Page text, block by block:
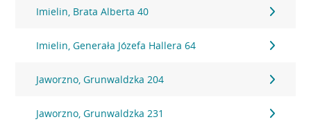
Imielin, Brata Alberta 40
Imielin, Generała Józefa Hallera 64
Jaworzno, Grunwaldzka 204
Jaworzno, Grunwaldzka 231